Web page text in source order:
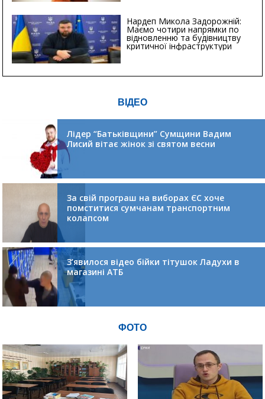
Нардеп Микола Задорожній:
Маємо чотири напрямки по
відновленню та будівництву
критичної інфраструктури
ВІДЕО
Лідер “Батьківщини” Сумщини Вадим
Лисий вітає жінок зі святом весни
За свій програш на виборах ЄС хоче
помститися сумчанам транспортним
колапсом
З’явилося відео бійки тітушок Ладухи в
магазині АТБ
ФОТО